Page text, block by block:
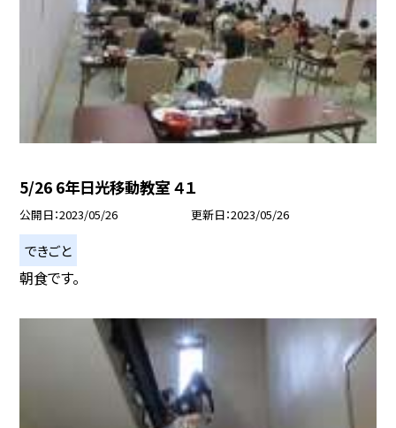
5/26 6年日光移動教室 ４１
公開日 2023/05/26 更新日 2023/05/26
できごと
朝食です。